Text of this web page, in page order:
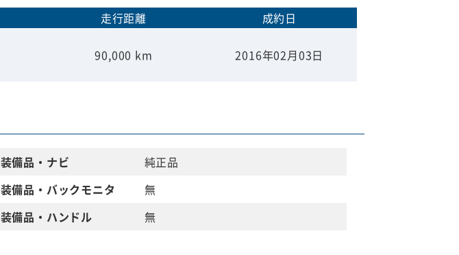
走行距離
90,000 km
成約日
2016年02月03日
装備品・ナビ
純正品
装備品・ バックモニタ
無
装備品・ ハンドル 無